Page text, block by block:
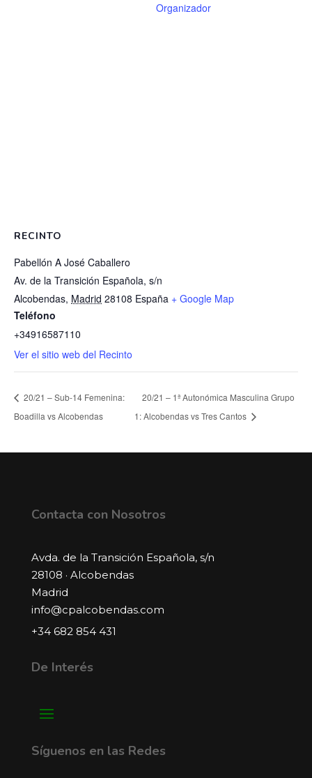
Organizador
RECINTO
Pabellón A José Caballero
Av. de la Transición Española, s/n
Alcobendas, Madrid 28108 España + Google Map
Teléfono
+34916587110
Ver el sitio web del Recinto
20/21 – Sub-14 Femenina:
Boadilla vs Alcobendas
20/21 – 1ª Autonómica Masculina Grupo
1: Alcobendas vs Tres Cantos
Contacta con Nosotros
Avda. de la Transición Española, s/n
28108 · Alcobendas
Madrid
info@cpalcobendas.com
+34 682 854 431
De Interés
Síguenos en las Redes